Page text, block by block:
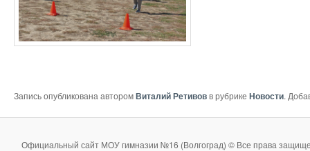
Запись опубликована авторомВиталий Ретивовв рубрике Новости.
Официальный сайт МОУ гимназии №16 (Волгоград) © Все права